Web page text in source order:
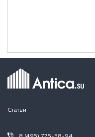
Статьи